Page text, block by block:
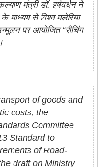
मंत्री डॉ. हर्षवर्धन ने
माध्यम से विश्व मलेरिया
पर आयोजित “रीचिंग
of goods and
costs, the
Committee
Standard to
of Road-
draft on Ministry